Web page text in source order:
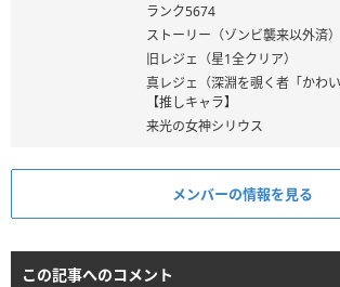
ランク5674
ストーリー（ゾンビ襲来以外済）
旧レジェ（星1全クリア）
真レジェ（深淵を覗く者「かわい
【推しキャラ】
来光の女神シリウス
メンバーの情報を見る
この記事へのコメント